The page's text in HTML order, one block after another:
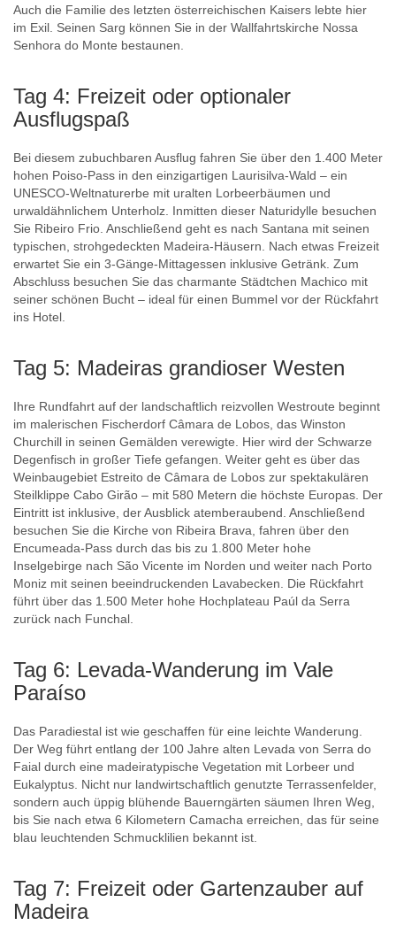
Auch die Familie des letzten österreichischen Kaisers lebte hier
im Exil. Seinen Sarg können Sie in der Wallfahrtskirche Nossa
Senhora do Monte bestaunen.
Tag 4: Freizeit oder optionaler
Ausflugspaß
Bei diesem zubuchbaren Ausflug fahren Sie über den 1.400 Meter
hohen Poiso-Pass in den einzigartigen Laurisilva-Wald – ein
UNESCO-Weltnaturerbe mit uralten Lorbeerbäumen und
urwaldähnlichem Unterholz. Inmitten dieser Naturidylle besuchen
Sie Ribeiro Frio. Anschließend geht es nach Santana mit seinen
typischen, strohgedeckten Madeira-Häusern. Nach etwas Freizeit
erwartet Sie ein 3-Gänge-Mittagessen inklusive Getränk. Zum
Abschluss besuchen Sie das charmante Städtchen Machico mit
seiner schönen Bucht – ideal für einen Bummel vor der Rückfahrt
ins Hotel.
Tag 5: Madeiras grandioser Westen
Ihre Rundfahrt auf der landschaftlich reizvollen Westroute beginnt
im malerischen Fischerdorf Câmara de Lobos, das Winston
Churchill in seinen Gemälden verewigte. Hier wird der Schwarze
Degenfisch in großer Tiefe gefangen. Weiter geht es über das
Weinbaugebiet Estreito de Câmara de Lobos zur spektakulären
Steilklippe Cabo Girão – mit 580 Metern die höchste Europas. Der
Eintritt ist inklusive, der Ausblick atemberaubend. Anschließend
besuchen Sie die Kirche von Ribeira Brava, fahren über den
Encumeada-Pass durch das bis zu 1.800 Meter hohe
Inselgebirge nach São Vicente im Norden und weiter nach Porto
Moniz mit seinen beeindruckenden Lavabecken. Die Rückfahrt
führt über das 1.500 Meter hohe Hochplateau Paúl da Serra
zurück nach Funchal.
Tag 6: Levada-Wanderung im Vale
Paraíso
Das Paradiestal ist wie geschaffen für eine leichte Wanderung.
Der Weg führt entlang der 100 Jahre alten Levada von Serra do
Faial durch eine madeiratypische Vegetation mit Lorbeer und
Eukalyptus. Nicht nur landwirtschaftlich genutzte Terrassenfelder,
sondern auch üppig blühende Bauerngärten säumen Ihren Weg,
bis Sie nach etwa 6 Kilometern Camacha erreichen, das für seine
blau leuchtenden Schmucklilien bekannt ist.
Tag 7: Freizeit oder Gartenzauber auf
Madeira